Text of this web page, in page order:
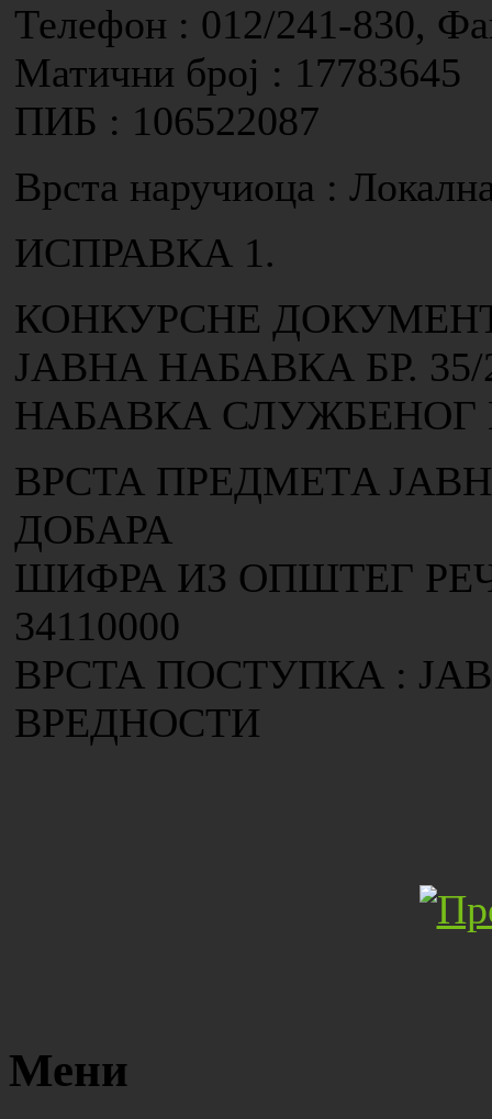
Телефон : 012/241-830,
Матични број : 17783645
ПИБ : 106522087
Врста наручиоца :
ИСПРАВКА 1.
КОНКУРСНЕ
ЈАВНА НАБАВКА БР. 35/
НАБАВКА СЛУЖБЕНОГ
ВРСТА ПРЕДМЕТA
ДОБАРА
ШИФРА ИЗ ОПШТЕГ
34110000
ВРСТА ПОСТУПКА :
ВРЕДНОСТИ
Мени